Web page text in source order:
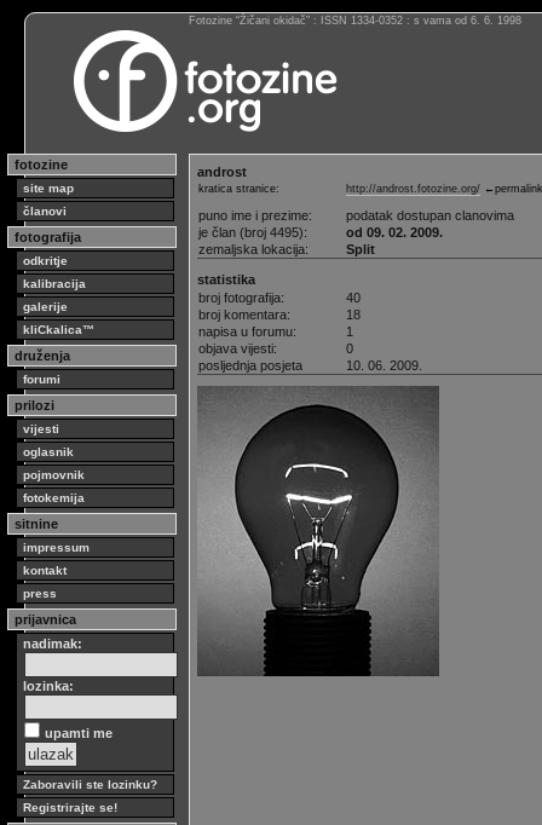
Fotozine “Žičani okidač” : ISSN 1334-0352 : s vama od 6. 6. 1998
fotozine
site map
članovi
fotografija
odkritje
kalibracija
galerije
kliCkalica™
druženja
forumi
prilozi
vijesti
oglasnik
pojmovnik
fotokemija
sitnine
impressum
kontakt
press
prijavnica
nadimak:
lozinka:
upamti me
Zaboravili ste lozinku?
Registrirajte se!
androst
kratica stranice: http://androst.fotozine.org/ ←permalink
puno ime i prezime:
podatak dostupan clanovima
je član (broj 4495):
od 09. 02. 2009.
zemaljska lokacija:
Split
statistika
broj fotografija:
40
broj komentara:
18
napisa u forumu:
1
objava vijesti:
0
posljednja posjeta
10. 06. 2009.